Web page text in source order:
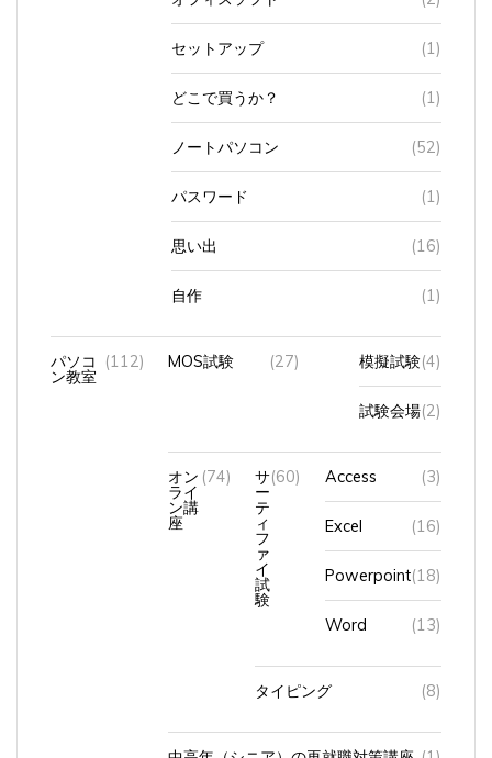
セットアップ (1)
どこで買うか？ (1)
ノートパソコン (52)
パスワード (1)
思い出 (16)
自作 (1)
パソコ
ン教室
(112) MOS試験 (27) 模擬試験 (4)
試験会場 (2)
オン
ライ
ン講
座
(74) サ
ー
テ
ィ
フ
ァ
イ
試
験
(60) Access (3)
Excel (16)
Powerpoint (18)
Word (13)
タイピング (8)
中高年（シニア）の再就職対策講座 (1)